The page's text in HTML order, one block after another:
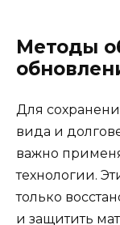
Методы
Для
вида и
важно
технологии.
только
и защитить